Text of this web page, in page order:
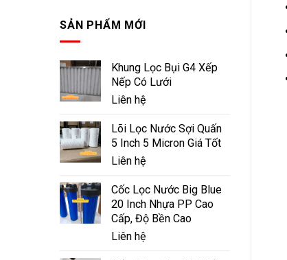
SẢN PHẨM MỚI
Khung Lọc Bụi G4 Xếp
Nếp Có Lưới
Liên hệ
Lõi Lọc Nước Sợi Quấn
5 Inch 5 Micron Giá Tốt
Liên hệ
Cốc Lọc Nước Big Blue
20 Inch Nhựa PP Cao
Cấp, Độ Bền Cao
Liên hệ